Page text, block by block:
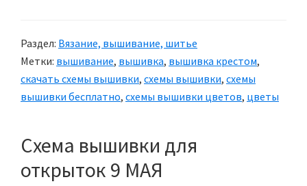
Раздел: Вязание, вышивание, шитье
Метки: вышивание, вышивка, вышивка крестом,
скачать схемы вышивки, схемы вышивки, схемы
вышивки бесплатно, схемы вышивки цветов, цветы
Схема вышивки для
открыток 9 МАЯ